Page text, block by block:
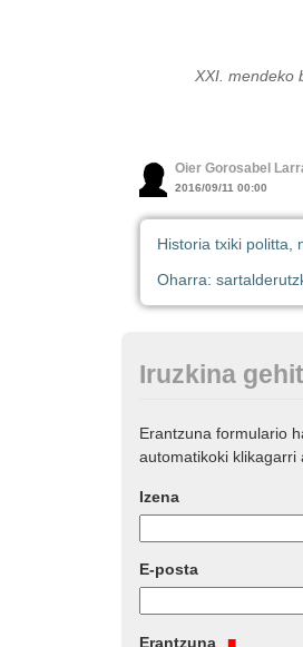
XXI. mendeko
Oier Gorosabel
2016/09/11 00:00
Historia txiki politta,
Oharra:
Iruzkina
Erantzuna formulario
automatikoki klikagarri
Izena
E-posta
Erantzuna